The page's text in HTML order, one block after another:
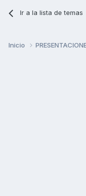
Ir a la lista de temas
Inicio